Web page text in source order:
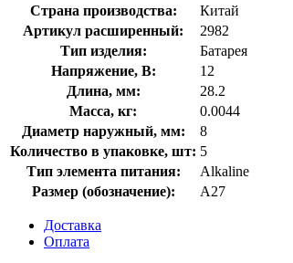
Страна производства:
Китай
Артикул расширенный:
2982
Тип изделия:
Батарея
Напряжение, В:
12
Длина, мм:
28.2
Масса, кг:
0.0044
Диаметр наружный, мм:
8
Количество в упаковке, шт: 5
Тип элемента питания:
Alkaline
Размер (обозначение):
A27
Доставка
Оплата